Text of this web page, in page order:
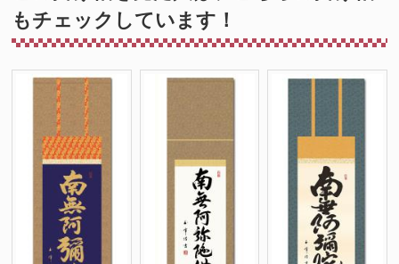
もチェックしています！